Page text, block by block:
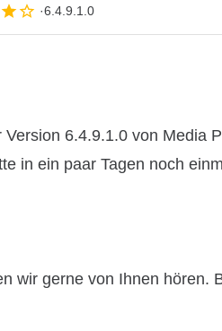
6.4.9.1.0
6.4.9.1.0 von Media
in ein paar Tagen noch
wir gerne von Ihnen hören.